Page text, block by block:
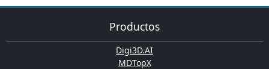
Productos
Digi3D.AI
MDTopX